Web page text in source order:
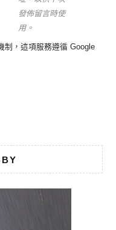
發佈留言時使
用。
制，這項服務遵循 Google